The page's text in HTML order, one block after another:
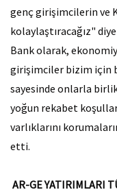
genç girişimcilerin ve
kolaylaştıracağız"
Bank olarak,
girişimciler bizim için
sayesinde onlarla
yoğun rekabet
varlıklarını
etti.
AR-GE YATIRIMLARI